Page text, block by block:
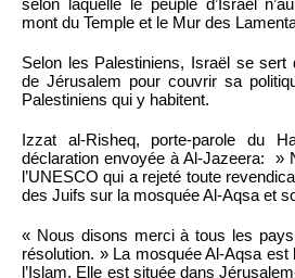
selon laquelle le peuple d’Israël
mont du Temple et le Mur des
Selon les Palestiniens, Israël se
de Jérusalem pour couvrir sa
Palestiniens qui y habitent.
Izzat al-Risheq, porte-parole du
déclaration envoyée à Al-Jazeera: »
l’UNESCO qui a rejeté toute
des Juifs sur la mosquée Al-Aqsa et
« Nous disons merci à tous les
résolution. » La mosquée Al-Aqsa
l’Islam. Elle est située dans